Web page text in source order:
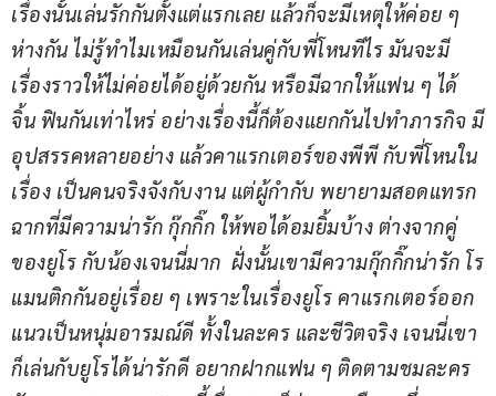
เรื่องนั้นเล่นรักกันตั้งแต่แรกเลย แล้วก็จะมีเหตุให้ค่อย ๆ
ห่างกัน ไม่รู้ทำไมเหมือนกันเล่นคู่กับพี่โหนทีไร มันจะมี
เรื่องราวให้ไม่ค่อยได้อยู่ด้วยกัน หรือมีฉากให้แฟน ๆ ได้
จิ้น ฟินกันเท่าไหร่ อย่างเรื่องนี้ก็ต้องแยกกันไปทำภารกิจ มี
อุปสรรคหลายอย่าง แล้วคาแรกเตอร์ของพีพี กับพี่โหนใน
เรื่อง เป็นคนจริงจังกับงาน แต่ผู้กำกับ พยายามสอดแทรก
ฉากที่มีความน่ารัก กุ๊กกิ๊ก ให้พอได้อมยิ้มบ้าง ต่างจากคู่
ของยูโร กับน้องเจนนี่มาก  ฝั่งนั้นเขามีความกุ๊กกิ๊กน่ารัก โร
แมนติกกันอยู่เรื่อย ๆ เพราะในเรื่องยูโร คาแรกเตอร์ออก
แนวเป็นหนุ่มอารมณ์ดี ทั้งในละคร และชีวิตจริง เจนนี่เขา
ก็เล่นกับยูโรได้น่ารักดี อยากฝากแฟน ๆ ติดตามชมละคร